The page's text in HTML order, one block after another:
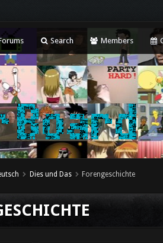
Search Members
Dies und Das Forengeschichte